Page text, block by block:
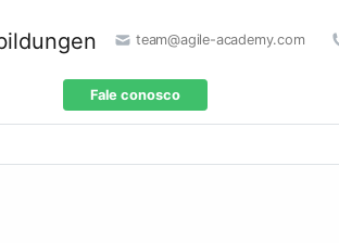
team@agile-academy.com
Fale conosco